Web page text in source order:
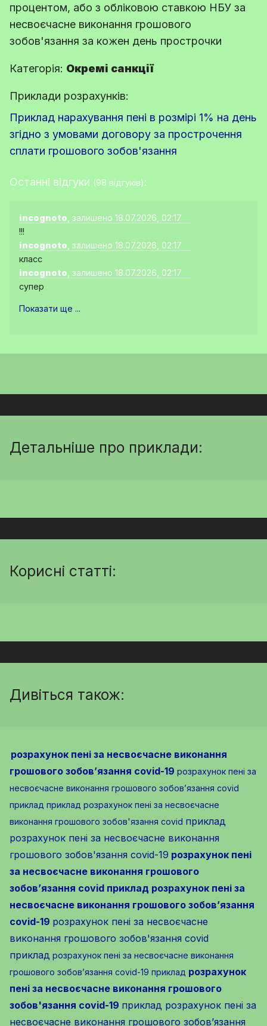
процентом, або з обліковою ставкою НБУ за
несвоєчасне виконання грошового
зобов'язання за кожен день прострочки
Категорія: Окремі санкції
Приклади розрахунків:
Приклад нарахування пені в розмірі 1% на день
згідно з умовами договору за прострочення
сплати грошового зобов'язання
Останні відгуки (98 відгуків):
incognoto , залишено 18.07.2026, 02:17
!!!
incognoto , залишено 18.07.2026, 02:17
класс
incognoto , залишено 18.07.2026, 02:17
супер
Показати ще ...
Детальніше про приклади:
Корисні статті:
Дивіться також:
розрахунок пені за несвоєчасне виконання
грошового зобов’язання covid-19 розрахунок пені за
несвоєчасне виконання грошового зобов’язання covid
приклад приклад розрахунок пені за несвоєчасне
виконання грошового зобов'язання covid приклад
розрахунок пені за несвоєчасне виконання
грошового зобов'язання covid-19 розрахунок пені
за несвоєчасне виконання грошового
зобов’язання covid приклад розрахунок пені за
несвоєчасне виконання грошового зобов’язання
covid-19 розрахунок пені за несвоєчасне
виконання грошового зобов'язання covid
приклад розрахунок пені за несвоєчасне виконання
грошового зобов’язання covid-19 приклад розрахунок
пені за несвоєчасне виконання грошового
зобов'язання covid-19 приклад розрахунок пені за
несвоєчасне виконання грошового зобов’язання